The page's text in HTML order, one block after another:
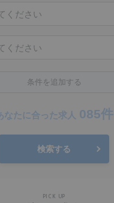
ください
ください
条件を追加する
なたに合った求人 085件
検索する
PICK UP